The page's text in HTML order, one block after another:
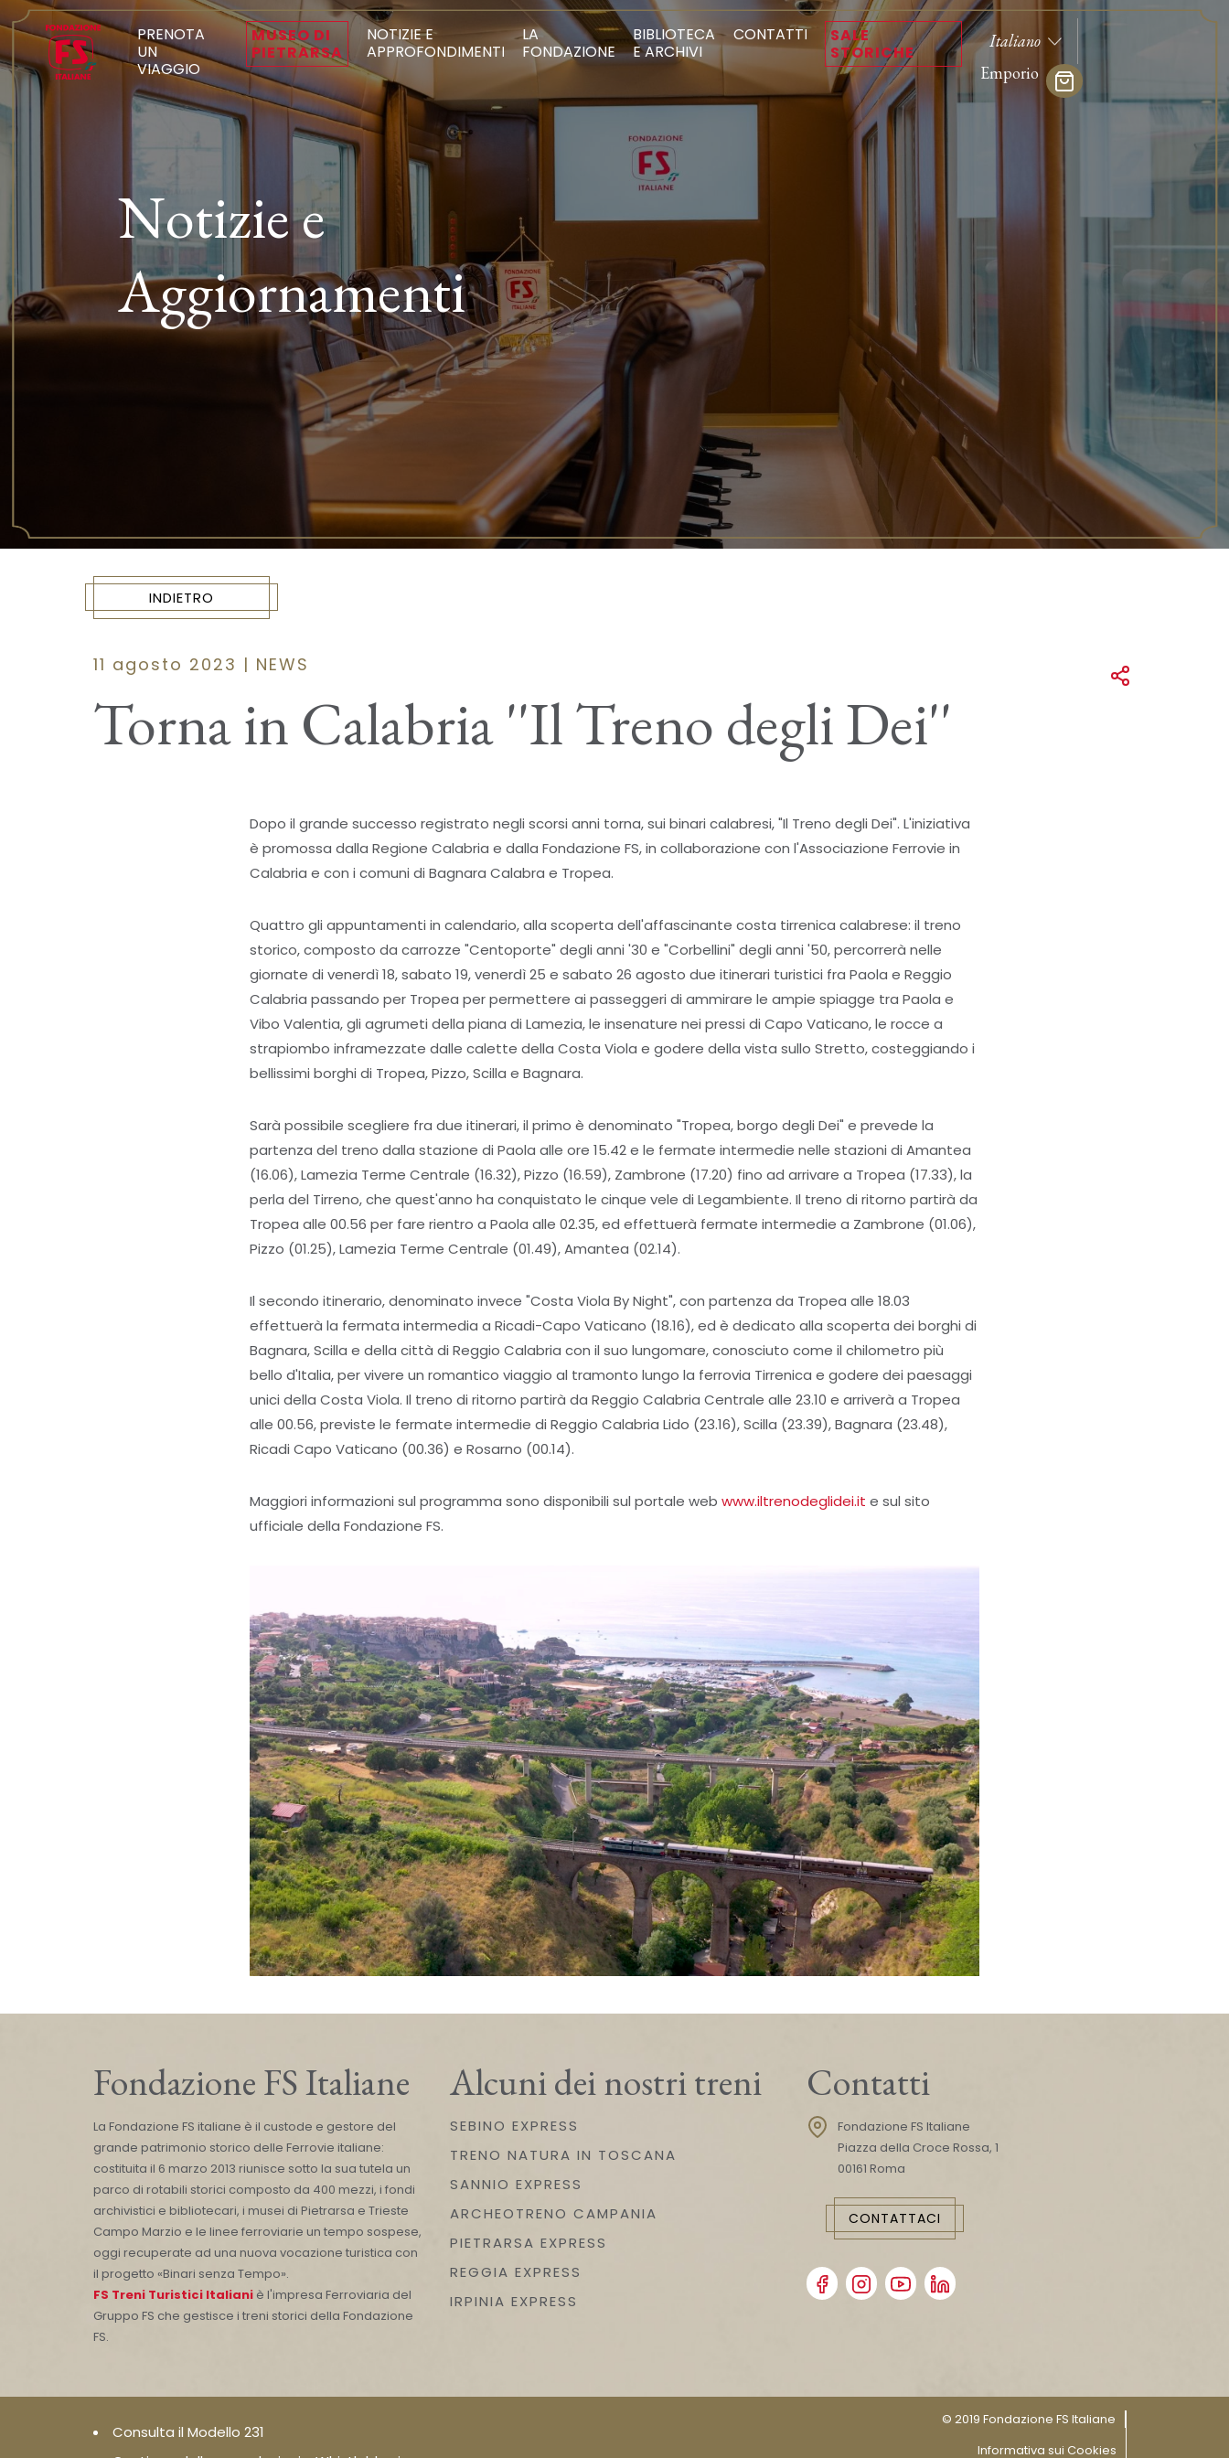
PRENOTA
UN
VIAGGIO
MUSEO DI
PIETRARSA
NOTIZIE E
APPROFONDIMENTI
LA
FONDAZIONE
BIBLIOTECA
E ARCHIVI
CONTATTI
SALE
STORICHE
Emporio
Notizie e
Aggiornamenti
INDIETRO
11 agosto 2023 | NEWS
Torna in Calabria ''Il Treno degli Dei''
Dopo il grande successo registrato negli scorsi anni torna, sui binari calabresi, "Il Treno degli Dei". L'iniziativa
è promossa dalla Regione Calabria e dalla Fondazione FS, in collaborazione con l'Associazione Ferrovie in
Calabria e con i comuni di Bagnara Calabra e Tropea.
Quattro gli appuntamenti in calendario, alla scoperta dell'affascinante costa tirrenica calabrese: il treno
storico, composto da carrozze "Centoporte" degli anni '30 e "Corbellini" degli anni '50, percorrerà nelle
giornate di venerdì 18, sabato 19, venerdì 25 e sabato 26 agosto due itinerari turistici fra Paola e Reggio
Calabria passando per Tropea per permettere ai passeggeri di ammirare le ampie spiagge tra Paola e
Vibo Valentia, gli agrumeti della piana di Lamezia, le insenature nei pressi di Capo Vaticano, le rocce a
strapiombo inframezzate dalle calette della Costa Viola e godere della vista sullo Stretto, costeggiando i
bellissimi borghi di Tropea, Pizzo, Scilla e Bagnara.
Sarà possibile scegliere fra due itinerari, il primo è denominato "Tropea, borgo degli Dei" e prevede la
partenza del treno dalla stazione di Paola alle ore 15.42 e le fermate intermedie nelle stazioni di Amantea
(16.06), Lamezia Terme Centrale (16.32), Pizzo (16.59), Zambrone (17.20) fino ad arrivare a Tropea (17.33), la
perla del Tirreno, che quest'anno ha conquistato le cinque vele di Legambiente. Il treno di ritorno partirà da
Tropea alle 00.56 per fare rientro a Paola alle 02.35, ed effettuerà fermate intermedie a Zambrone (01.06),
Pizzo (01.25), Lamezia Terme Centrale (01.49), Amantea (02.14).
Il secondo itinerario, denominato invece "Costa Viola By Night", con partenza da Tropea alle 18.03
effettuerà la fermata intermedia a Ricadi-Capo Vaticano (18.16), ed è dedicato alla scoperta dei borghi di
Bagnara, Scilla e della città di Reggio Calabria con il suo lungomare, conosciuto come il chilometro più
bello d'Italia, per vivere un romantico viaggio al tramonto lungo la ferrovia Tirrenica e godere dei paesaggi
unici della Costa Viola. Il treno di ritorno partirà da Reggio Calabria Centrale alle 23.10 e arriverà a Tropea
alle 00.56, previste le fermate intermedie di Reggio Calabria Lido (23.16), Scilla (23.39), Bagnara (23.48),
Ricadi Capo Vaticano (00.36) e Rosarno (00.14).
Maggiori informazioni sul programma sono disponibili sul portale web www.iltrenodeglidei.it e sul sito
ufficiale della Fondazione FS.
Fondazione FS Italiane
La Fondazione FS italiane è il custode e gestore del
grande patrimonio storico delle Ferrovie italiane:
costituita il 6 marzo 2013 riunisce sotto la sua tutela un
parco di rotabili storici composto da 400 mezzi, i fondi
archivistici e bibliotecari, i musei di Pietrarsa e Trieste
Campo Marzio e le linee ferroviarie un tempo sospese,
oggi recuperate ad una nuova vocazione turistica con
il progetto «Binari senza Tempo».
FS Treni Turistici Italiani è l'impresa Ferroviaria del
Gruppo FS che gestisce i treni storici della Fondazione
FS.
Alcuni dei nostri treni
SEBINO EXPRESS
TRENO NATURA IN TOSCANA
SANNIO EXPRESS
ARCHEOTRENO CAMPANIA
PIETRARSA EXPRESS
REGGIA EXPRESS
IRPINIA EXPRESS
Contatti
Fondazione FS Italiane
Piazza della Croce Rossa, 1
00161 Roma
CONTATTACI
Consulta il Modello 231
© 2019 Fondazione FS Italiane
Informativa sui Cookies